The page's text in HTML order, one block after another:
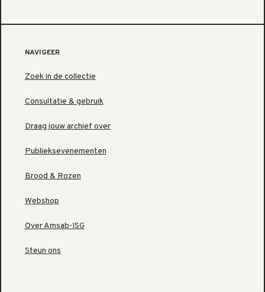
NAVIGEER
Zoek in de collectie
Consultatie & gebruik
Draag jouw archief over
Publieksevenementen
Brood & Rozen
Webshop
Over Amsab-ISG
Steun ons